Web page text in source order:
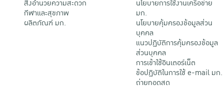
สิ่งอำนวยความสะดวก
กีฬาและสุขภาพ
ผลิตภัณฑ์ มก.
นโยบายการใช้งานเครือข่าย
มก.
นโยบายคุ้มครองข้อมูลส่วน
บุคคล
แนวปฏิบัติการคุ้มครองข้อมูล
ส่วนบุคคล
การเข้าใช้อินเตอร์เน็ต
ข้อปฏิบัติในการใช้ e-mail มก.
ถ่ายทอดสด